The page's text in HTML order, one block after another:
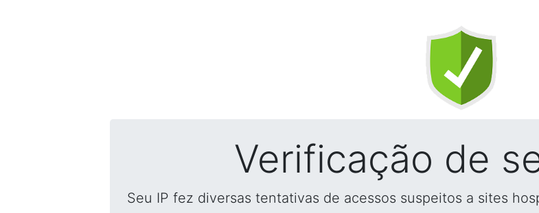
Verificação de
Seu IP fez diversas tentativas de acessos suspeitos a sites